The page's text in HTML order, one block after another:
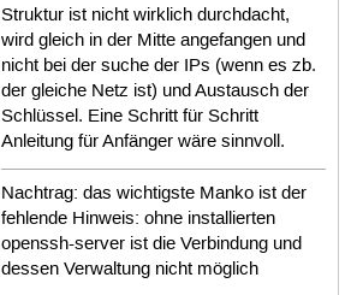
Struktur ist nicht wirklich durchdacht,
wird gleich in der Mitte angefangen und
nicht bei der suche der IPs (wenn es zb.
der gleiche Netz ist) und Austausch der
Schlüssel. Eine Schritt für Schritt
Anleitung für Anfänger wäre sinnvoll.
Nachtrag: das wichtigste Manko ist der
fehlende Hinweis: ohne installierten
openssh-server ist die Verbindung und
dessen Verwaltung nicht möglich